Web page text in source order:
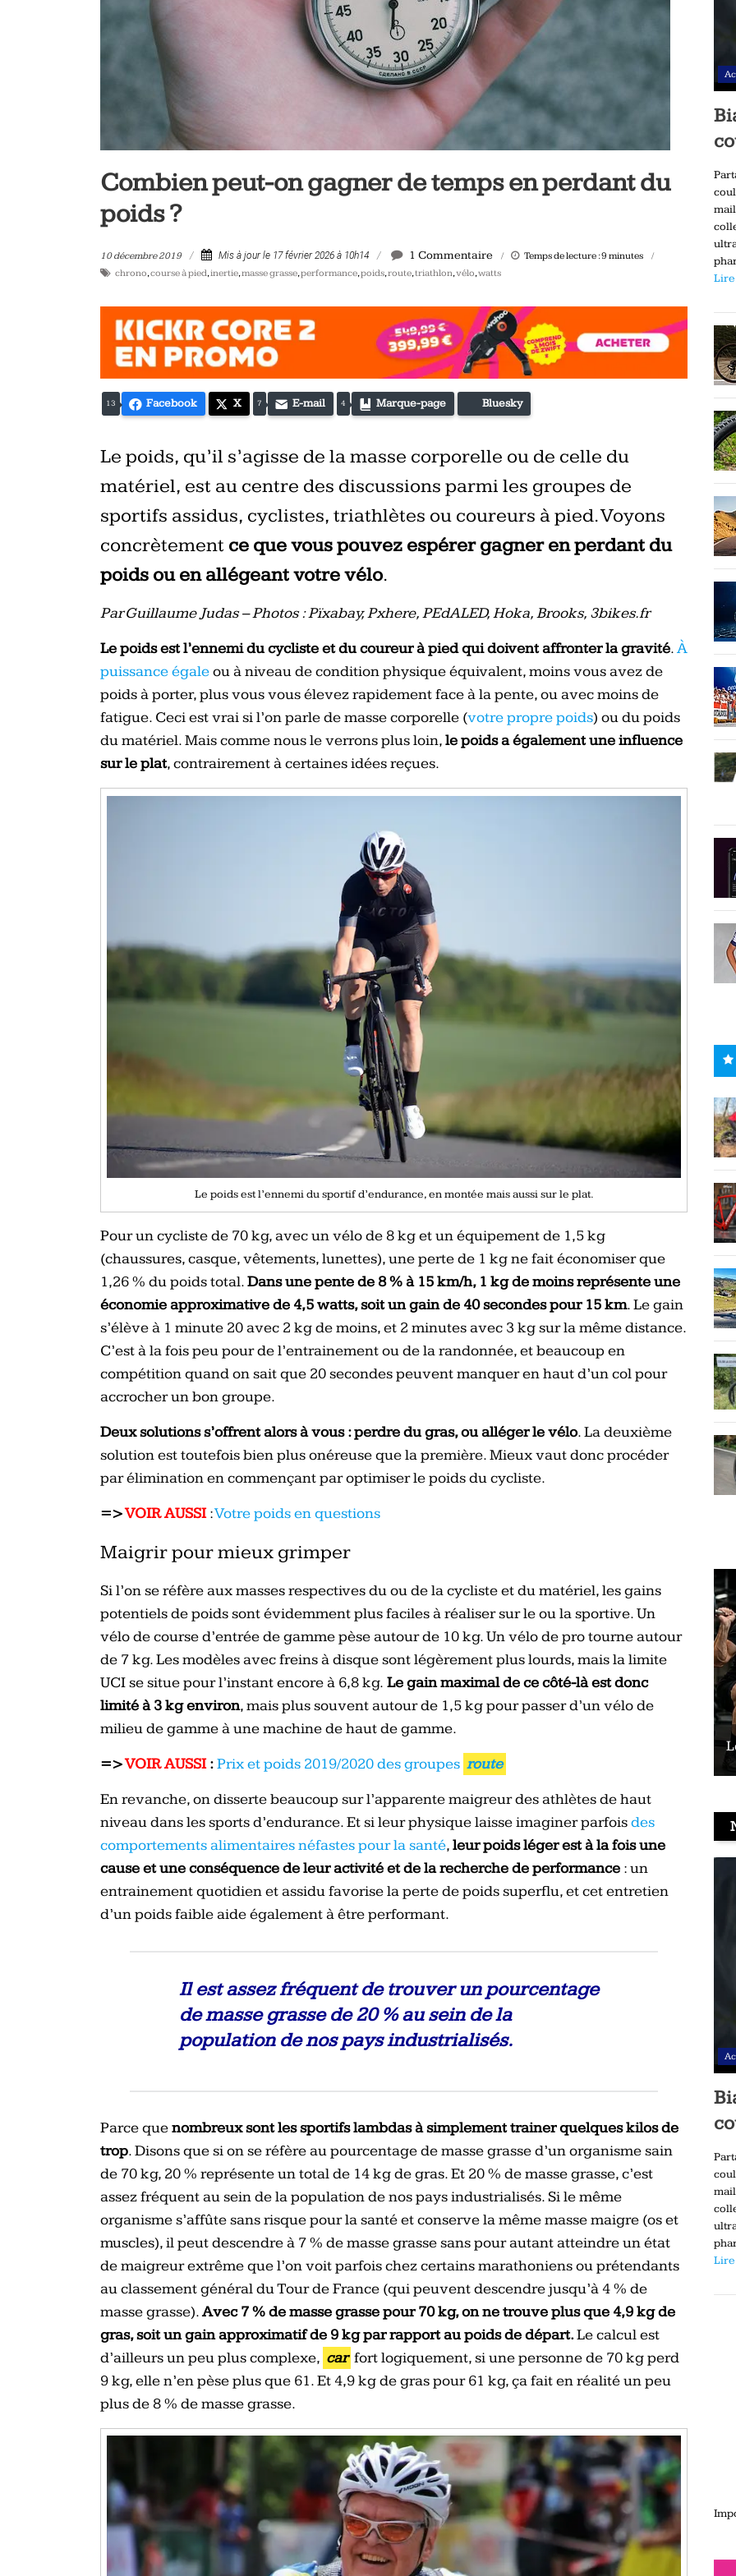
Combien peut-on gagner de temps en perdant du
poids ?
10 décembre 2019 Mis à jour le 17 février 2026 à 10h14 1 Commentaire Temps de lecture :9 minutes
chrono,course à pied,inertie,masse grasse,performance,poids,route,triathlon,vélo,watts
13 Facebook X 7 E-mail 4 Marque-page Bluesky
Le poids, qu’il s’agisse de la masse corporelle ou de celle du
matériel, est au centre des discussions parmi les groupes de
sportifs assidus, cyclistes, triathlètes ou coureurs à pied. Voyons
concrètement ce que vous pouvez espérer gagner en perdant du
poids ou en allégeant votre vélo.
Par Guillaume Judas – Photos : Pïxabay, Pxhere, PEdALED, Hoka, Brooks, 3bikes.fr
Le poids est l’ennemi du cycliste et du coureur à pied qui doivent affronter la gravité.À
puissance égaleou à niveau de condition physique équivalent, moins vous avez de
poids à porter, plus vous vous élevez rapidement face à la pente, ou avec moins de
fatigue. Ceci est vrai si l’on parle de masse corporelle (votre propre poids) ou du poids
du matériel. Mais comme nous le verrons plus loin,le poids a également une influence
sur le plat, contrairement à certaines idées reçues.
Le poids est l’ennemi du sportif d’endurance, en montée mais aussi sur le plat.
Pour un cycliste de 70 kg, avec un vélo de 8 kg et un équipement de 1,5 kg
(chaussures, casque, vêtements, lunettes), une perte de 1 kg ne fait économiser que
1,26 % du poids total.Dans une pente de 8 % à 15 km/h, 1 kg de moins représente une
économie approximative de 4,5 watts, soitun gain de 40 secondes pour 15 km. Le gain
s’élève à 1 minute 20 avec 2 kg de moins, et 2 minutes avec 3 kg sur la même distance.
C’est à la fois peu pour de l’entrainement ou de la randonnée, et beaucoup en
compétition quand on sait que 20 secondes peuvent manquer en haut d’un col pour
accrocher un bon groupe.
Deux solutions s’offrent alors à vous : perdre du gras, ou alléger le vélo. La deuxième
solution est toutefois bien plus onéreuse que la première. Mieux vaut donc procéder
par élimination en commençant par optimiser le poids du cycliste.
=>VOIR AUSSI:Votre poids en questions
Maigrir pour mieux grimper
Si l’on se réfère aux masses respectives du ou de la cycliste et du matériel, les gains
potentiels de poids sont évidemment plus faciles à réaliser sur le ou la sportive. Un
vélo de course d’entrée de gamme pèse autour de 10 kg. Un vélo de pro tourne autour
de 7 kg. Les modèles avec freins à disque sont légèrement plus lourds, mais la limite
UCI se situe pour l’instant encore à 6,8 kg. Le gain maximal de ce côté-là est donc
limité à 3 kg environ, mais plus souvent autour de 1,5 kg pour passer d’un vélo de
milieu de gamme à une machine de haut de gamme.
=>VOIR AUSSI:Prix et poids 2019/2020 des groupes route
En revanche, on disserte beaucoup sur l’apparente maigreur des athlètes de haut
niveau dans les sports d’endurance. Et si leur physique laisse imaginer parfoisdes
comportements alimentaires néfastes pour la santé,leur poids léger est à la fois une
cause et une conséquence de leur activité et de la recherche de performance : un
entrainement quotidien et assidu favorise la perte de poids superflu, et cet entretien
d’un poids faible aide également à être performant.
Il est assez fréquent de trouver un pourcentage
de masse grasse de 20 % au sein de la
population de nos pays industrialisés.
Parce quenombreux sont les sportifs lambdas à simplement trainer quelques kilos de
trop. Disons que si on se réfère au pourcentage de masse grasse d’un organisme sain
de 70 kg, 20 % représente un total de 14 kg de gras. Et 20 % de masse grasse, c’est
assez fréquent au sein de la population de nos pays industrialisés. Si le même
organisme s’affûte sans risque pour la santé et conserve la même masse maigre (os et
muscles), il peut descendre à 7 % de masse grasse sans pour autant atteindre un état
de maigreur extrême que l’on voit parfois chez certains marathoniens ou prétendants
au classement général du Tour de France (qui peuvent descendre jusqu’à 4 % de
masse grasse).Avec 7 % de masse grasse pour 70 kg, on ne trouve plus que 4,9 kg de
gras, soit un gain approximatif de 9 kg par rapport au poids de départ.Le calcul est
d’ailleurs un peu plus complexe, car fort logiquement, si une personne de 70 kg perd
9 kg, elle n’en pèse plus que 61. Et 4,9 kg de gras pour 61 kg, ça fait en réalité un peu
plus de 8 % de masse grasse.